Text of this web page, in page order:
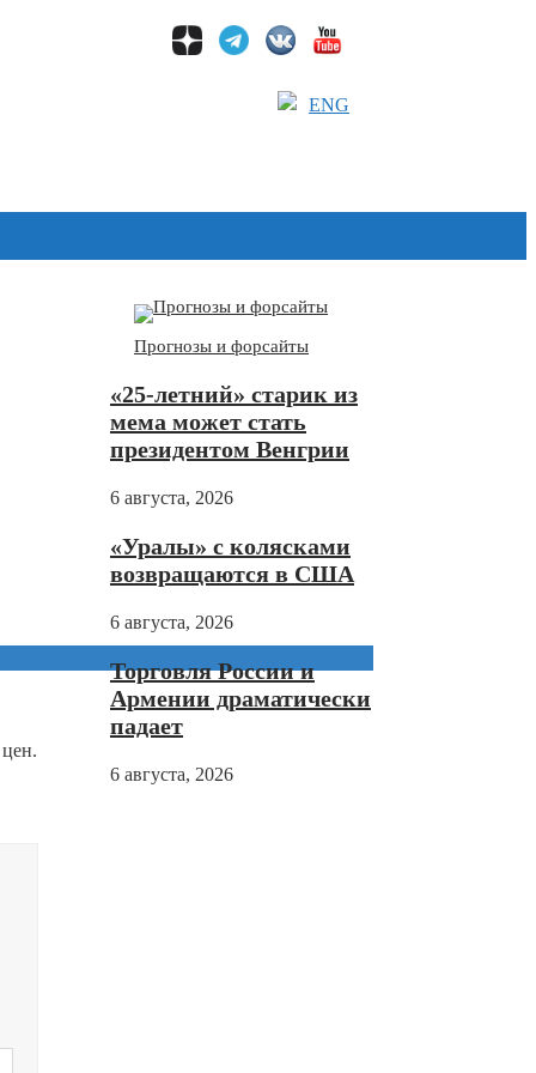
ENG
Прогнозы и форсайты
«25-летний» старик из
мема может стать
президентом Венгрии
6 августа, 2026
«Уралы» с колясками
возвращаются в США
6 августа, 2026
Торговля России и
Армении драматически
падает
6 августа, 2026